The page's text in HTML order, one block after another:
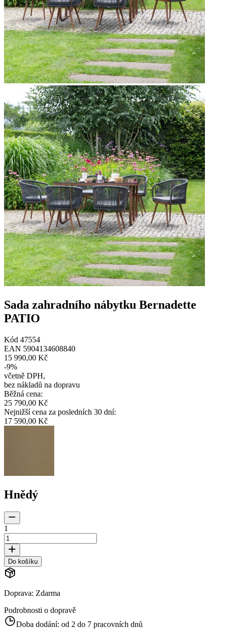
Sada zahradního nábytku Bernadette
PATIO
Kód 47554
EAN 5904134608840
15 990,00 Kč
-9%
včetně DPH,
bez nákladů na dopravu
Běžná cena:
25 790,00 Kč
Nejnižší cena za posledních 30 dní:
17 590,00 Kč
Hnědý
1
Do košíku
Doprava: Zdarma
Podrobnosti o dopravě
Doba dodání: od 2 do 7 pracovních dnů